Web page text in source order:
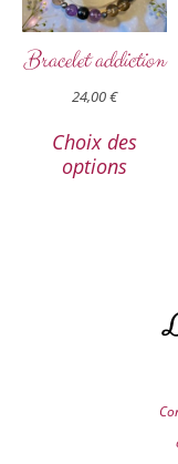
Bracelet addiction
24,00€
Choix des
options